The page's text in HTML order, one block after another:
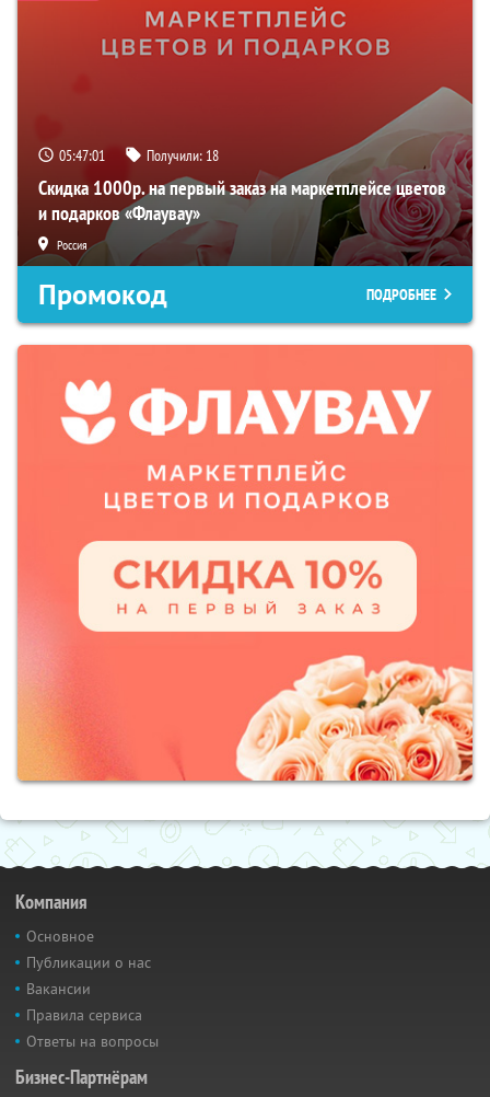
05:47:00 Получили: 18
Скидка 1000р. на первый заказ на маркетплейсе цветов
и подарков «Флаувау»
Россия
Промокод ПОДРОБНЕЕ
Компания
Основное
Публикации о нас
Вакансии
Правила сервиса
Ответы на вопросы
Бизнес-Партнёрам